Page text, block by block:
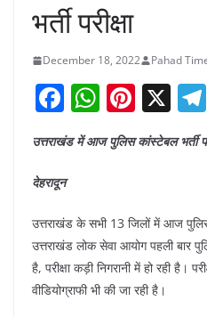
भर्ती परीक्षा
December 18, 2022 Pahad
F
a
c
e
b
o
o
k
W
at
A
p
p
Pi
nt
er
st
X
उत्तराखंड में आज पुलिस कांस्टेबल भर्ती
देहरादून
उत्तराखंड के सभी 13 जिलों में आज पुलिस
उत्तराखंड लोक सेवा आयोग पहली बार
है, परीक्षा कड़ी निगरानी में हो रही है।
वीडियोग्राफी भी की जा रही है।